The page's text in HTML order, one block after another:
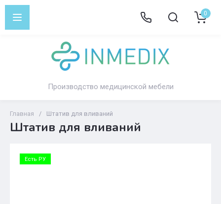
Производство медицинской мебели
0
Главная / Штатив для вливаний
Штатив для вливаний
Есть РУ